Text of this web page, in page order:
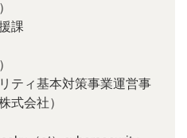
課
ティ基本対策事業運営事
式会社）